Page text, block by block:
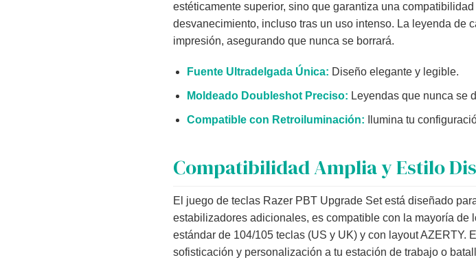
estéticamente superior, sino que garantiza una
desvanecimiento, incluso tras un uso intenso. La leyenda de
impresión, asegurando que nunca se borrará.
Fuente Ultradelgada Única: Diseño elegante y legible.
Moldeado Doubleshot Preciso: Leyendas que nunca se
Compatible con Retroiluminación: Ilumina tu
Compatibilidad Amplia y Estilo
El juego de teclas Razer PBT Upgrade Set está diseñado
estabilizadores adicionales, es compatible con la mayoría
estándar de 104/105 teclas (US y UK) y con layout AZERTY.
sofisticación y personalización a tu estación de trabajo o